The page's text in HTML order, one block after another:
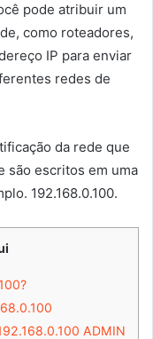
pode atribuir um
como roteadores,
IP para enviar
redes de
da rede que
são escritos em uma
192.168.0.100.
ADMIN